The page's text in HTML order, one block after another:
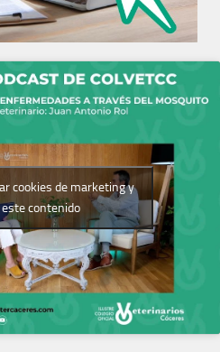
cookies de marketing y
contenido